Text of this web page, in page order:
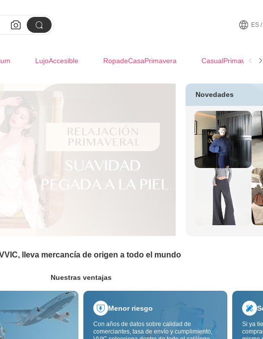
  ES
LujoAccesible RopadeCasaPrimavera CasualPrimavera-
Novedades
lleva mercancía de origen a todo el mundo
Nuestras ventajas
Menor riesgo
Con años de datos sobre calidad de
comerciantes, tasa de envío y cumplimiento,
Si ya